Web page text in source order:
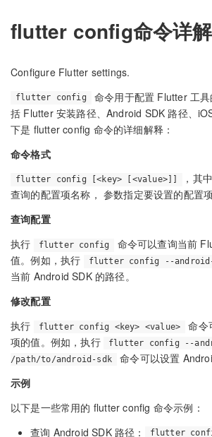
flutter config命令详解
Configure Flutter settings.
flutter config
命令用于配置 Flutter 工
括 Flutter 安装路径、Android SDK 路径、
下是 flutter config 命令的详细解释：
命令格式
flutter config [<key> [<value>]] ，其
查询的配置项名称， 参数指定要设置的配置项
查询配置
执行
flutter config
命令可以查询当前
值。例如，执行
flutter config --
当前 Android SDK 的路径。
修改配置
执行
flutter config <key> <value>
命令
项的值。例如，执行
flutter config --
/path/to/android-sdk
命令可以设置
示例
以下是一些常用的 flutter config 命令示例：
查询 Android SDK 路径：
flutter